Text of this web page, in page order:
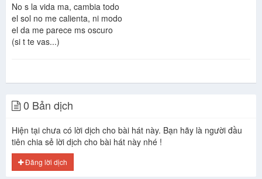
No s la vida ma, cambia todo
el sol no me calienta, ni modo
el da me parece ms oscuro
(si t te vas...)
0 Bản dịch
Hiện tại chưa có lời dịch cho bài hát này. Bạn hãy là người đầu
tiên chia sẻ lời dịch cho bài hát này nhé !
Đăng lời dịch